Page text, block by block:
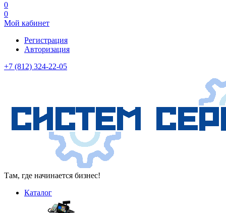
0
0
Мой кабинет
Регистрация
Авторизация
+7 (812) 324-22-05
Там, где начинается бизнес!
Каталог